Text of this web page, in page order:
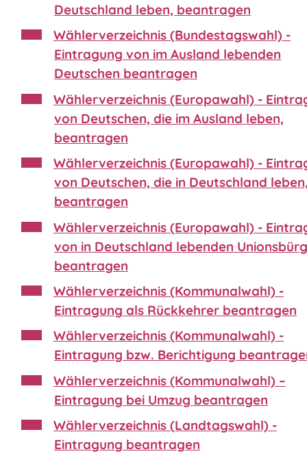
Deutschland leben, beantragen
Wählerverzeichnis (Bundestagswahl) -
Eintragung von im Ausland lebenden
Deutschen beantragen
Wählerverzeichnis (Europawahl) -
von Deutschen, die im Ausland leben,
beantragen
Wählerverzeichnis (Europawahl) -
von Deutschen, die in Deutschland
beantragen
Wählerverzeichnis (Europawahl) -
von in Deutschland lebenden
beantragen
Wählerverzeichnis (Kommunalwahl) -
Eintragung als Rückkehrer beantragen
Wählerverzeichnis (Kommunalwahl) -
Eintragung bzw. Berichtigung
Wählerverzeichnis (Kommunalwahl) –
Eintragung bei Umzug beantragen
Wählerverzeichnis (Landtagswahl) -
Eintragung beantragen